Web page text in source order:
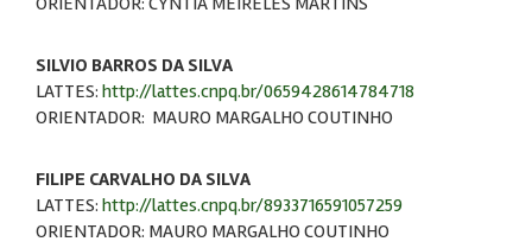
SILVIO BARROS DA SILVA
LATTES: http://lattes.cnpq.br/0659428614784718
ORIENTADOR: MAURO MARGALHO COUTINHO
FILIPE CARVALHO DA SILVA
LATTES: http://lattes.cnpq.br/8933716591057259
ORIENTADOR: MAURO MARGALHO COUTINHO